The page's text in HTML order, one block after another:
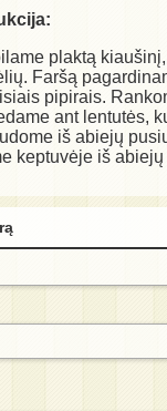
plaktą
Faršą
pipirais.
ant lentutės,
iš abiejų
keptuvėje iš abiejų